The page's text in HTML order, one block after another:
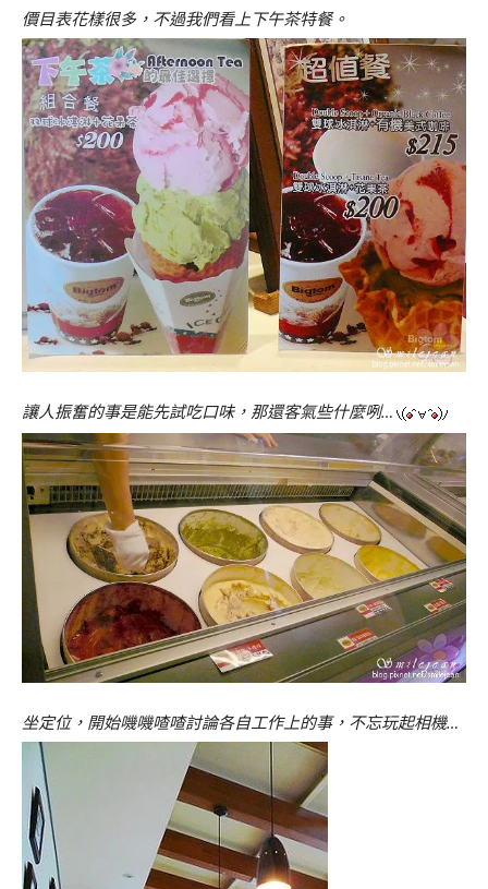
價目表花樣很多，不過我們看上下午茶特餐。
讓人振奮的事是能先試吃口味，那還客氣些什麼咧…
坐定位，開始嘰嘰喳喳討論各自工作上的事，不忘玩起相機…